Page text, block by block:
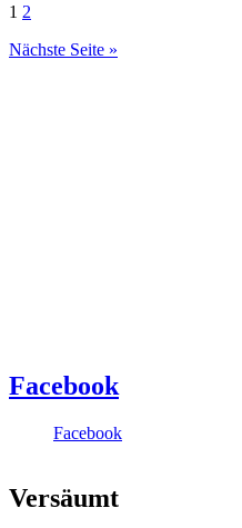
1 2
Nächste Seite »
Facebook
Facebook
Versäumt